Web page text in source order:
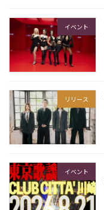
イベント
リリース
イベント